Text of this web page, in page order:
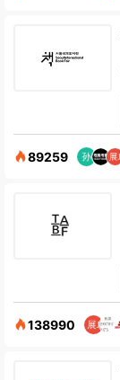
89259
138990